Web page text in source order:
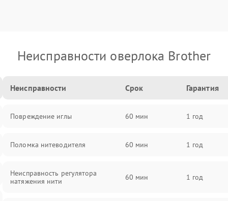
Неисправности оверлока Brother
Неисправности Срок Гарантия
Повреждение иглы 60 мин 1 год
Поломка нитеводителя 60 мин 1 год
Неисправность регулятора
натяжения нити
60 мин 1 год